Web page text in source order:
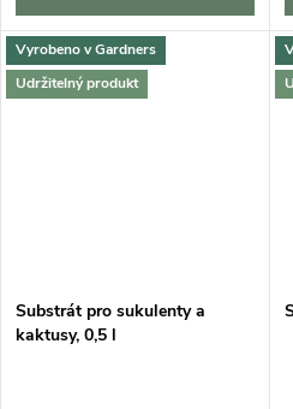
Vyrobeno v Gardners
Udržitelný produkt
Substrát pro sukulenty a
kaktusy, 0,5 l